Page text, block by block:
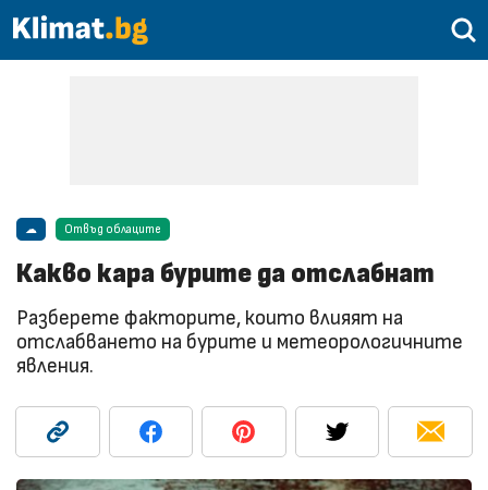
☁ Отвъд облаците
Какво кара бурите да отслабнат
Разберете факторите, които влияят на
отслабването на бурите и метеорологичните
явления.